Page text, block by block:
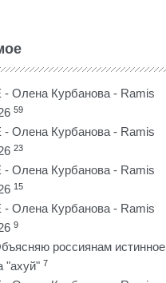
- Олена Курбанова - Ramis
59
- Олена Курбанова - Ramis
23
- Олена Курбанова - Ramis
15
- Олена Курбанова - Ramis
9
россиянам истинное
"ахуй" 7